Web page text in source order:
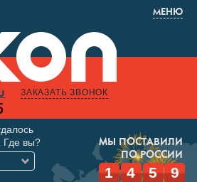
МЕНЮ
ЗАКАЗАТЬ ЗВОНОК
МЫ ПОСТАВИЛИ
ПО РОССИИ
1 4 5 9
Где вы?